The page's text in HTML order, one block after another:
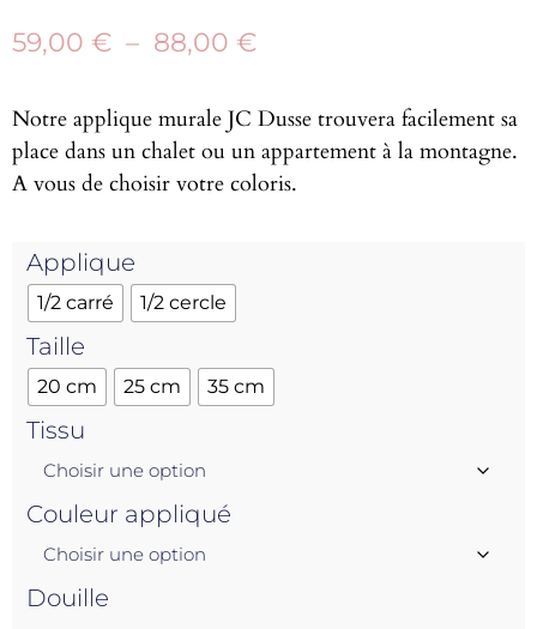
59,00 € – 88,00 €
Notre applique murale JC Dusse trouvera facilement sa
place dans un chalet ou un appartement à la montagne.
A vous de choisir votre coloris.
Applique
1/2 carré 1/2 cercle
Taille
20 cm 25 cm 35 cm
Tissu
Couleur appliqué
Douille